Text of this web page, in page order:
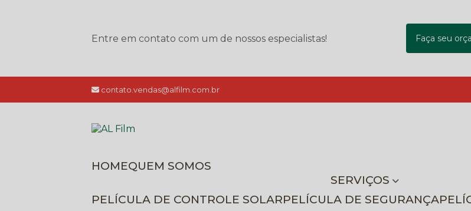
Entre em contato com um de nossos especialistas! Faça seu
contato.vendas@alfilm.com.br
HOME
QUEM SOMOS
SERVIÇOS
PELÍCULA DE CONTROLE SOLAR
PELÍCULA DE SEGURANÇA